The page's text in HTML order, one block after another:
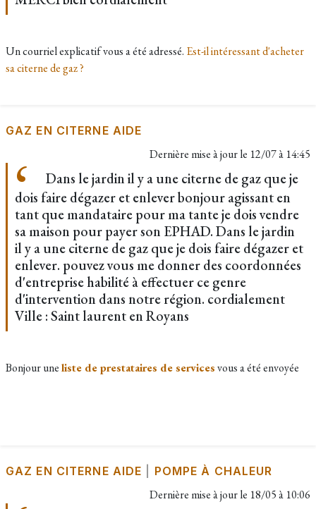
Un courriel explicatif vous a été adressé. Est-il intéressant d'acheter
sa citerne de gaz ?
GAZ EN CITERNE AIDE
Dernière mise à jour le 12/07 à 14:45
Dans le jardin il y a une citerne de gaz que je
dois faire dégazer et enlever bonjour agissant en
tant que mandataire pour ma tante je dois vendre
sa maison pour payer son EPHAD. Dans le jardin
il y a une citerne de gaz que je dois faire dégazer et
enlever. pouvez vous me donner des coordonnées
d'entreprise habilité à effectuer ce genre
d'intervention dans notre région. cordialement
Ville : Saint laurent en Royans
Bonjour uneliste de prestataires de servicesvous a été envoyée
GAZ EN CITERNE AIDE POMPE À CHALEUR
Dernière mise à jour le 18/05 à 10:06